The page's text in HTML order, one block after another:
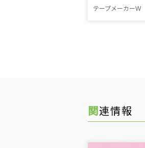
テープメーカー
関連情報